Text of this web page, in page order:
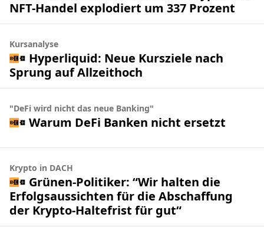
NFT-Handel explodiert um 337 Prozent
Kursanalyse
Hyperliquid: Neue Kursziele nach
Sprung auf Allzeithoch
"DeFi wird nicht das neue Banking"
Warum DeFi Banken nicht ersetzt
Krypto in DACH
Grünen-Politiker: “Wir halten die
Erfolgsaussichten für die Abschaffung
der Krypto-Haltefrist für gut“